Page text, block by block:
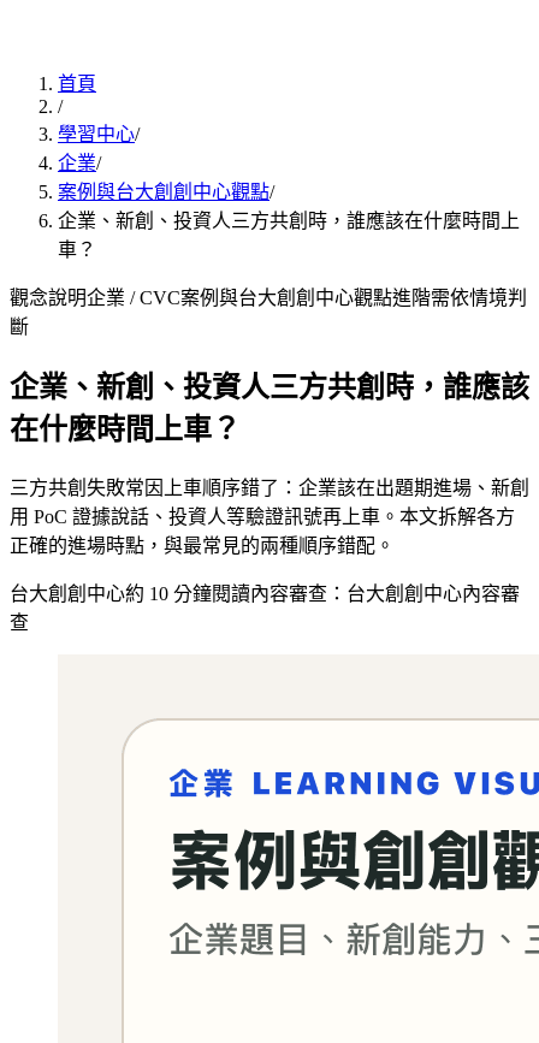
首頁
/
學習中心/
企業/
案例與台大創創中心觀點/
企業、新創、投資人三方共創時，誰應該在什麼時間上
車？
觀念說明企業 / CVC案例與台大創創中心觀點進階需依情境判
斷
企業、新創、投資人三方共創時，誰應該
在什麼時間上車？
三方共創失敗常因上車順序錯了：企業該在出題期進場、新創
用 PoC 證據說話、投資人等驗證訊號再上車。本文拆解各方
正確的進場時點，與最常見的兩種順序錯配。
台大創創中心約 10 分鐘閱讀內容審查： 台大創創中心內容審
查